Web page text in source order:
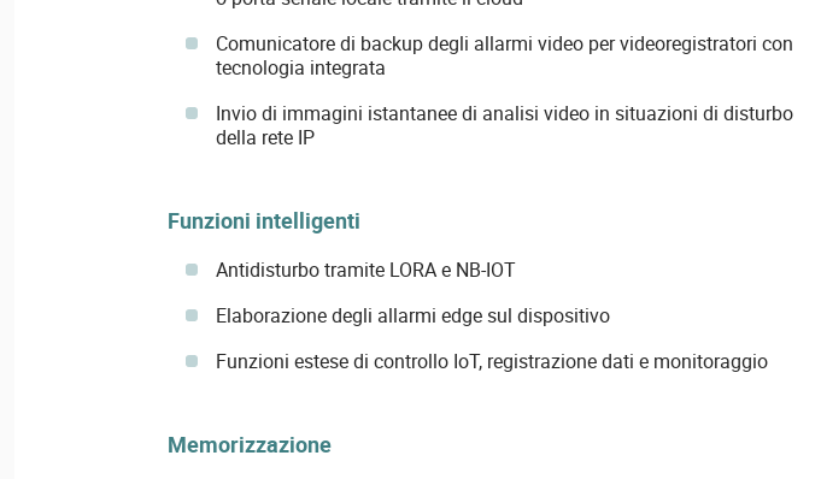
Comunicatore di backup degli allarmi video per videoregistratori con
tecnologia integrata
Invio di immagini istantanee di analisi video in situazioni di disturbo
della rete IP
Funzioni intelligenti
Antidisturbo tramite LORA e NB-IOT
Elaborazione degli allarmi edge sul dispositivo
Funzioni estese di controllo IoT, registrazione dati e monitoraggio
Memorizzazione